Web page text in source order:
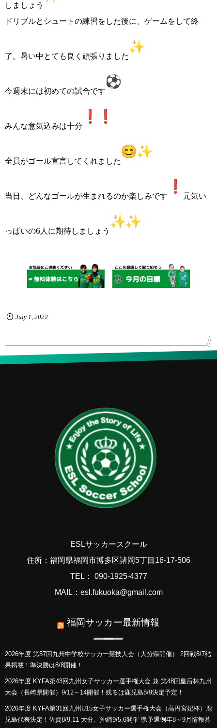
しましょう
ドリブルとシュートの練習をした後に、ゲームをして終
了。 暑い中とても良く頑張りました
今週末には初めての試合です
みんな意気込みは十分
全員がゴール宣言してくれました
当日、どんなゴールが生まれるのか楽しみです 元気い
っぱいの6人に期待しましょう
July 1 2022
ESLサッカースクール
住所：福岡県福岡市博多区諸岡5丁目16-17-506
TEL： 090-1925-4377
MAIL：esl.fukuoka@gmail.com
福岡サッカー最新情報
2026年度 第57回九州中学校サッカー競技大会（大分県開催） 2回戦8/7結
果掲載！準決勝は8/8開催！
2026年度 KYFA第43回九州女子サッカー選手権大会 兼 第48回皇后杯九州
大会（長崎県開催）9/12～14開催！残るは鹿児島8/9決定予定！
2026年度 KYFA第31回九州U15女子サッカー選手権大会（高円宮妃杯）鹿
児島代表決定！佐賀8/9.11 大分、沖縄9/5.6開催 県予選例年8～9月情報募